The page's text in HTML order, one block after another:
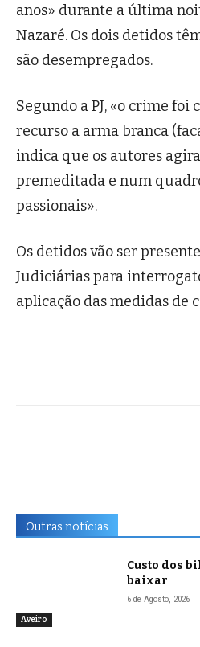
anos» durante a última
Nazaré. Os dois detidos
são desempregados.
Segundo a PJ, «o crime foi
recurso a arma branca
indica que os autores
premeditada e num
passionais».
Os detidos vão ser
Judiciárias para
aplicação das medidas de
Outras notícias
Aveiro
Custo dos
baixar
6 de Agosto, 2026